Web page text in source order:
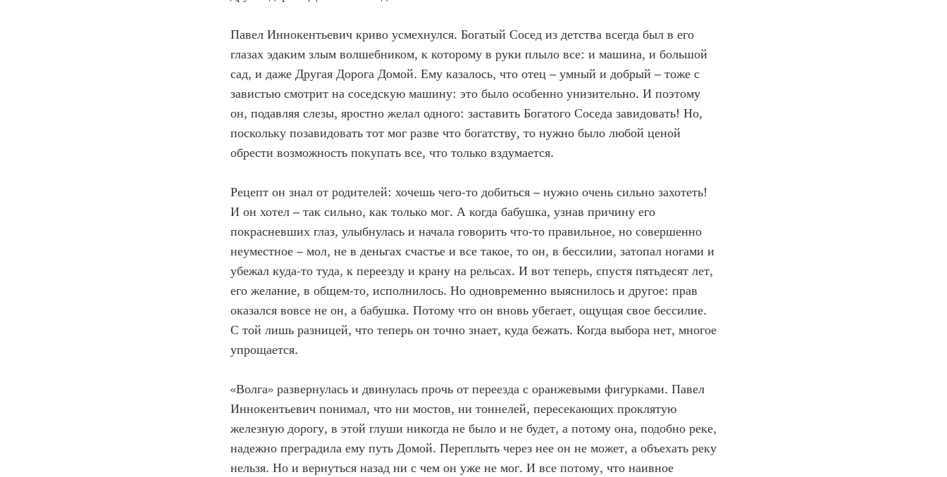
Павел Иннокентьевич криво усмехнулся. Богатый Сосед из детства всегда был в его
глазах эдаким злым волшебником, к которому в руки плыло все: и машина, и большой
сад, и даже Другая Дорога Домой. Ему казалось, что отец – умный и добрый – тоже с
завистью смотрит на соседскую машину: это было особенно унизительно. И поэтому
он, подавляя слезы, яростно желал одного: заставить Богатого Соседа завидовать! Но,
поскольку позавидовать тот мог разве что богатству, то нужно было любой ценой
обрести возможность покупать все, что только вздумается.
Рецепт он знал от родителей: хочешь чего-то добиться – нужно очень сильно захотеть!
И он хотел – так сильно, как только мог. А когда бабушка, узнав причину его
покрасневших глаз, улыбнулась и начала говорить что-то правильное, но совершенно
неуместное – мол, не в деньгах счастье и все такое, то он, в бессилии, затопал ногами и
убежал куда-то туда, к переезду и крану на рельсах. И вот теперь, спустя пятьдесят лет,
его желание, в общем-то, исполнилось. Но одновременно выяснилось и другое: прав
оказался вовсе не он, а бабушка. Потому что он вновь убегает, ощущая свое бессилие.
С той лишь разницей, что теперь он точно знает, куда бежать. Когда выбора нет, многое
упрощается.
«Волга» развернулась и двинулась прочь от переезда с оранжевыми фигурками. Павел
Иннокентьевич понимал, что ни мостов, ни тоннелей, пересекающих проклятую
железную дорогу, в этой глуши никогда не было и не будет, а потому она, подобно реке,
надежно преградила ему путь Домой. Переплыть через нее он не может, а объехать реку
нельзя. Но и вернуться назад ни с чем он уже не мог. И все потому, что наивное